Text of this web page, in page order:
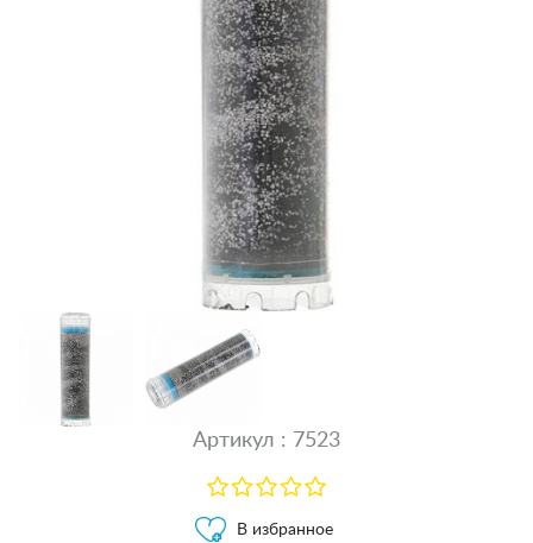
Артикул : 7523
В избранное